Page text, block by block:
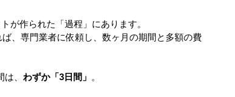
が作られた「過程」にあります。
、専門業者に依頼し、数ヶ月の期間と多額の費
、 わずか「3日間」 。